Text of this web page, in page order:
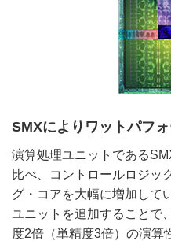
SMXによりワットパフ
演算処理ユニットである
比べ、コントロールロジッ
グ・コアを大幅に増加して
ユニットを追加することで
度2倍（単精度3倍）の演算